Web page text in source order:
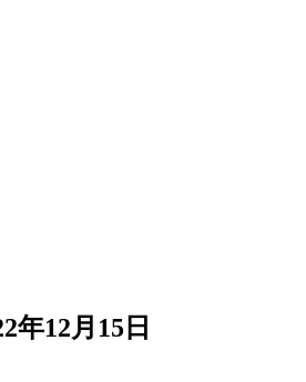
年12月15日